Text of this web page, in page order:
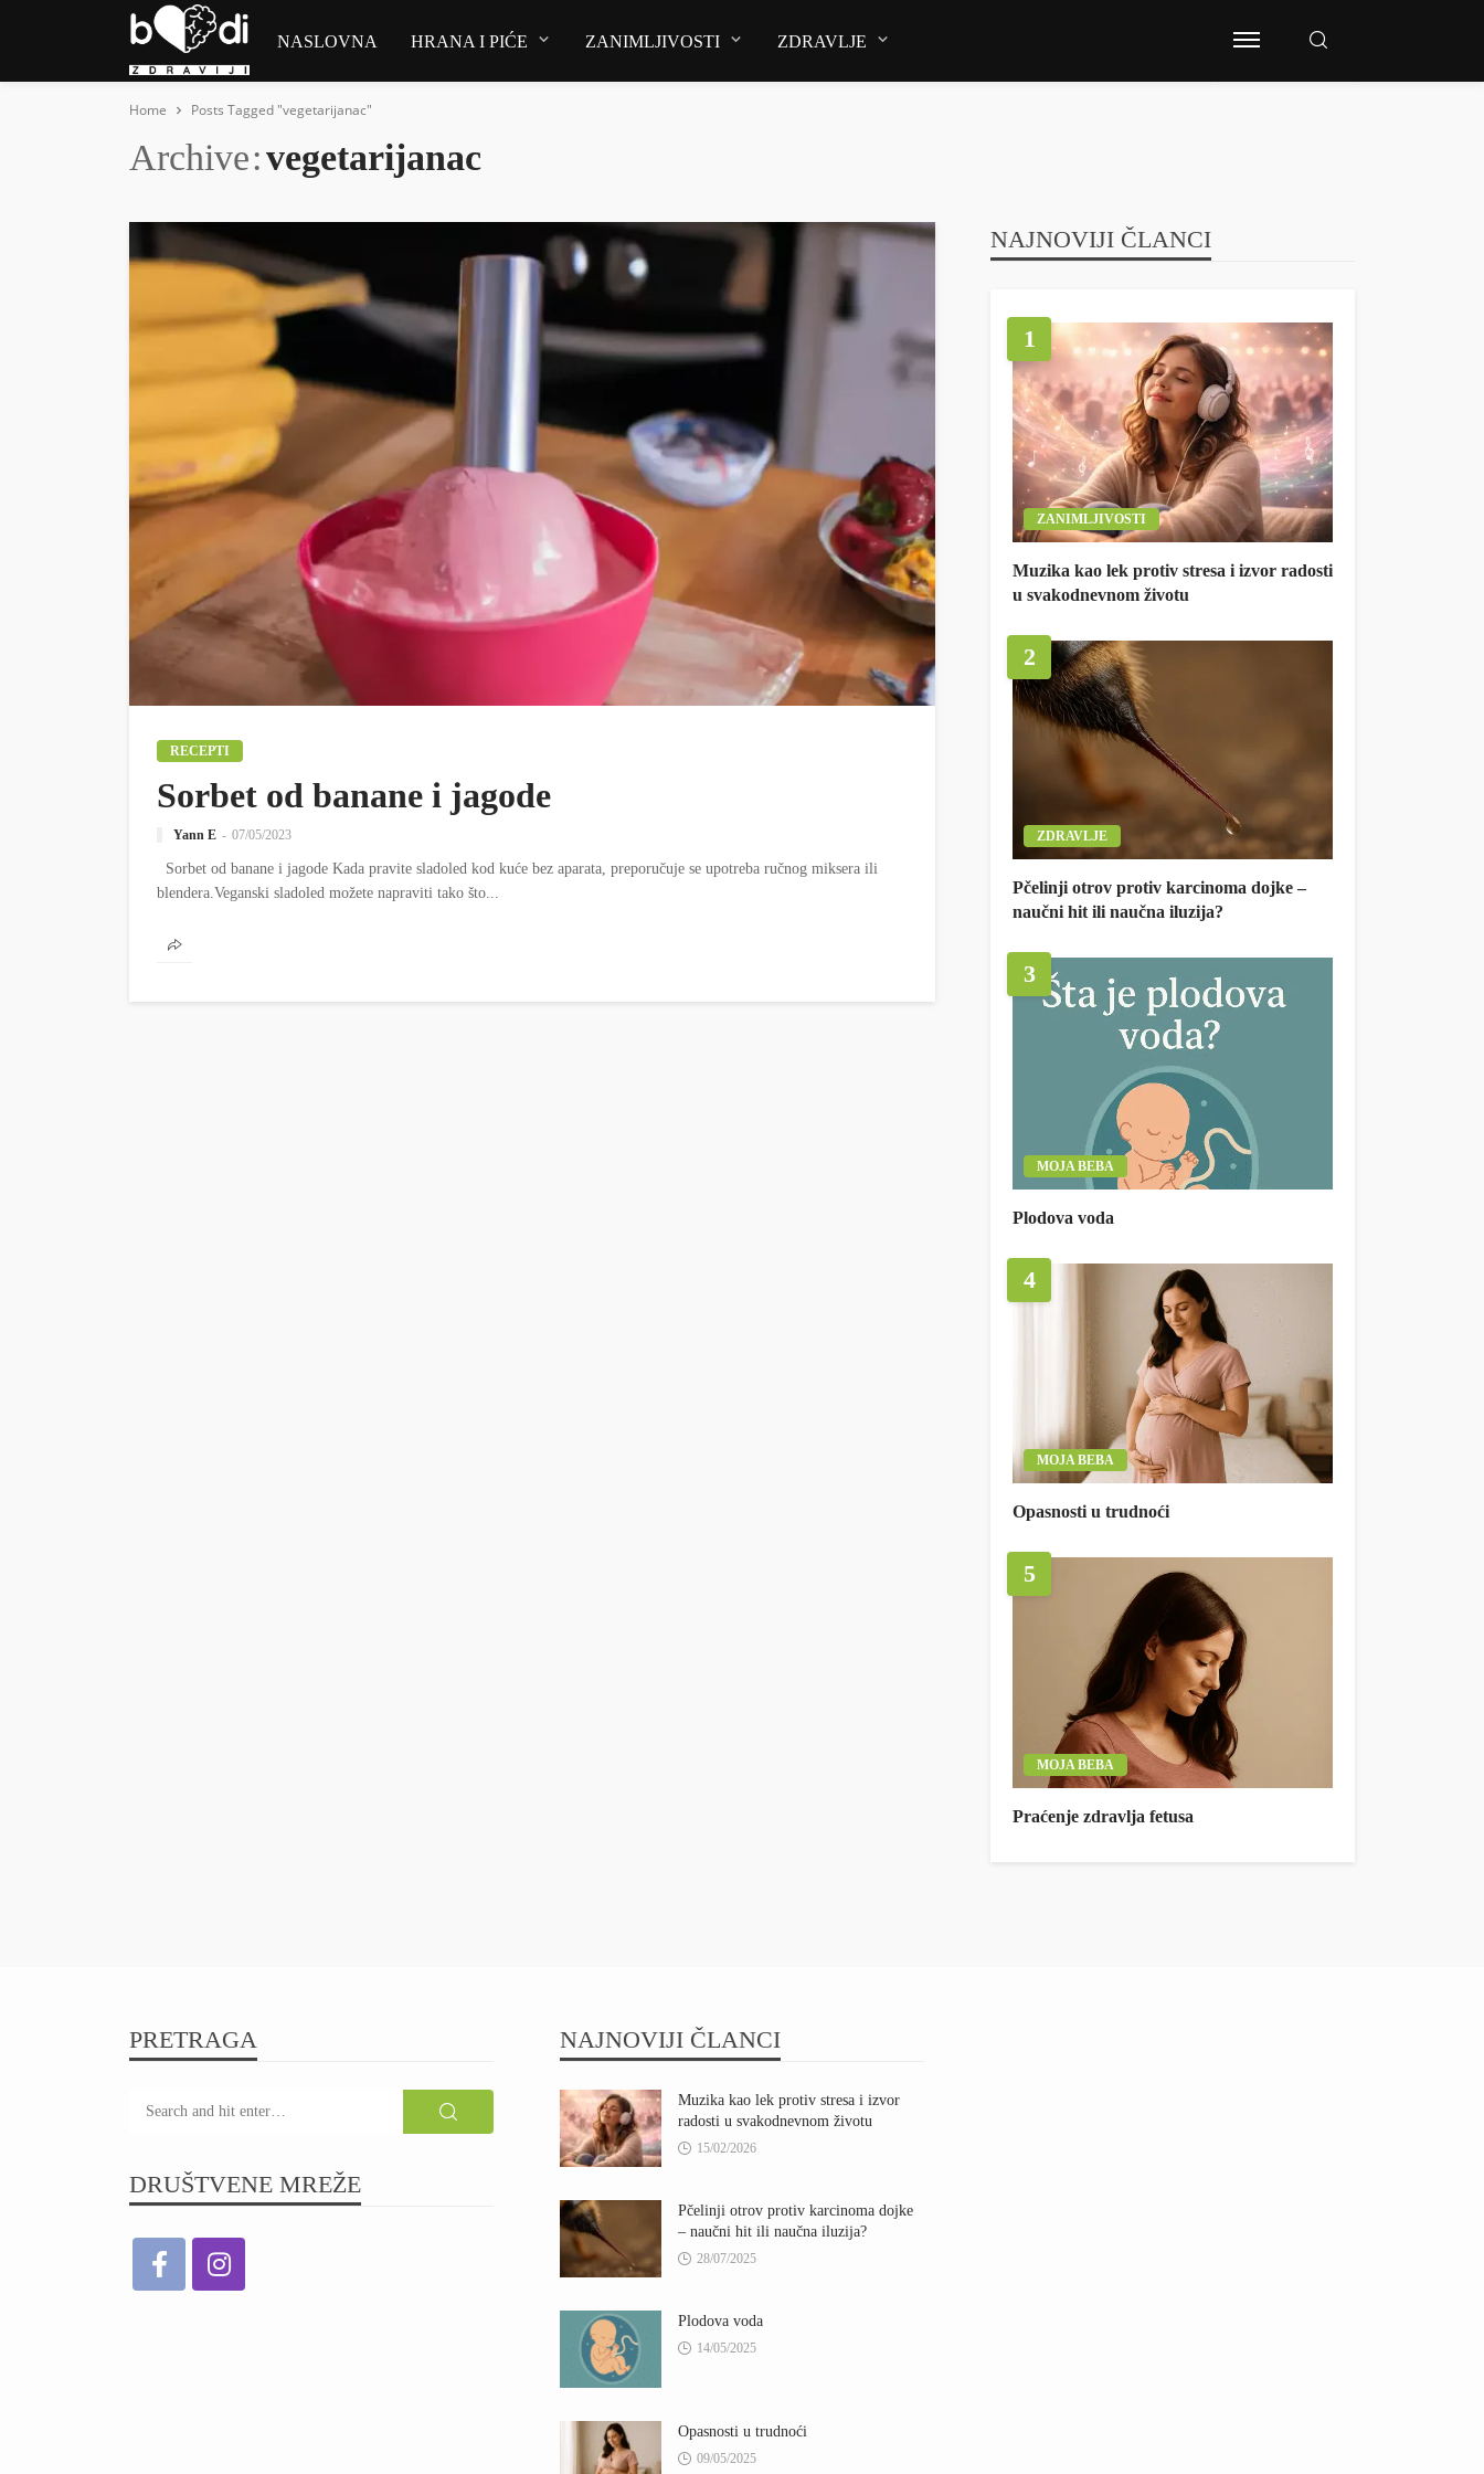
NASLOVNA HRANA I PIĆE ZANIMLJIVOSTI ZDRAVLJE
Home Posts Tagged "vegetarijanac"
Archive vegetarijanac
RECEPTI
Sorbet od banane i jagode
Yann E 07/05/2023
Sorbet od banane i jagode Kada pravite sladoled kod kuće bez aparata, preporučuje se upotreba ručnog miksera ili
blendera.Veganski sladoled možete napraviti tako što...
NAJNOVIJI ČLANCI
1
ZANIMLJIVOSTI
Muzika kao lek protiv stresa i izvor radosti
u svakodnevnom životu
2
ZDRAVLJE
Pčelinji otrov protiv karcinoma dojke –
naučni hit ili naučna iluzija?
3
MOJA BEBA
Plodova voda
4
MOJA BEBA
Opasnosti u trudnoći
5
MOJA BEBA
Praćenje zdravlja fetusa
PRETRAGA
DRUŠTVENE MREŽE
NAJNOVIJI ČLANCI
Muzika kao lek protiv stresa i izvor
radosti u svakodnevnom životu
15/02/2026
Pčelinji otrov protiv karcinoma dojke
– naučni hit ili naučna iluzija?
28/07/2025
Plodova voda
14/05/2025
Opasnosti u trudnoći
09/05/2025